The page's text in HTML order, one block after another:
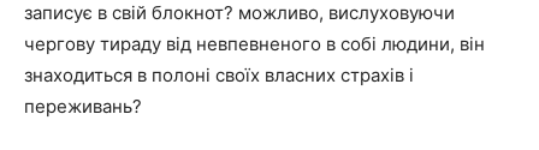
записує в свій блокнот? можливо, вислуховуючи
чергову тираду від невпевненого в собі людини, він
знаходиться в полоні своїх власних страхів і
переживань?